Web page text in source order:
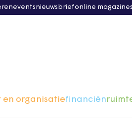
eventsnieuwsbriefonline magazine
en organisatiefinanciën